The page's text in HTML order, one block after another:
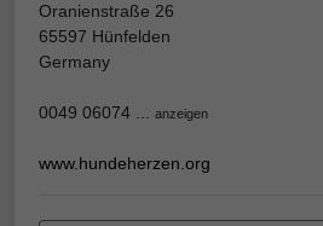
Oranienstraße 26
65597 Hünfelden
Germany
0049 06074 ... anzeigen
www.hundeherzen.org